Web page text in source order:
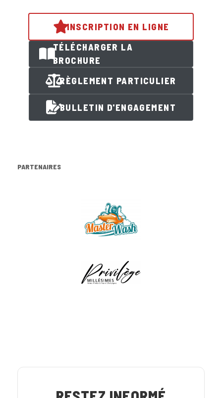
INSCRIPTION EN LIGNE
TÉLÉCHARGER LA
BROCHURE
RÈGLEMENT PARTICULIER
BULLETIN D'ENGAGEMENT
PARTENAIRES